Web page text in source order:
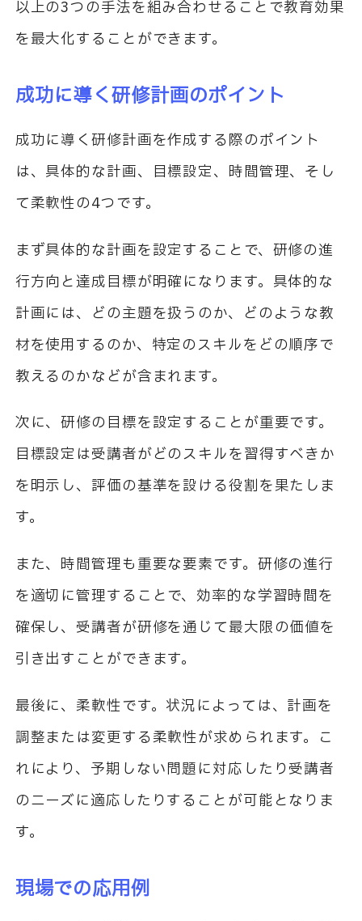
以上の3つの手法を組み合わせることで教育効果
を最大化することができます。
成功に導く研修計画のポイント
成功に導く研修計画を作成する際のポイント
は、具体的な計画、目標設定、時間管理、そし
て柔軟性の4つです。
まず具体的な計画を設定することで、研修の進
行方向と達成目標が明確になります。具体的な
計画には、どの主題を扱うのか、どのような教
材を使用するのか、特定のスキルをどの順序で
教えるのかなどが含まれます。
次に、研修の目標を設定することが重要です。
目標設定は受講者がどのスキルを習得すべきか
を明示し、評価の基準を設ける役割を果たしま
す。
また、時間管理も重要な要素です。研修の進行
を適切に管理することで、効率的な学習時間を
確保し、受講者が研修を通じて最大限の価値を
引き出すことができます。
最後に、柔軟性です。状況によっては、計画を
調整または変更する柔軟性が求められます。こ
れにより、予期しない問題に対応したり受講者
のニーズに適応したりすることが可能となりま
す。
現場での応用例